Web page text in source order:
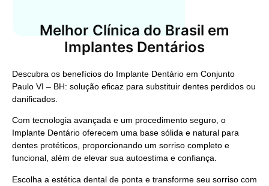
Melhor Clínica do Brasil em
Implantes Dentários
Descubra os benefícios do Implante Dentário em Conjunto
Paulo VI – BH: solução eficaz para substituir dentes perdidos ou
danificados.
Com tecnologia avançada e um procedimento seguro, o
Implante Dentário oferecem uma base sólida e natural para
dentes protéticos, proporcionando um sorriso completo e
funcional, além de elevar sua autoestima e confiança.
Escolha a estética dental de ponta e transforme seu sorriso com